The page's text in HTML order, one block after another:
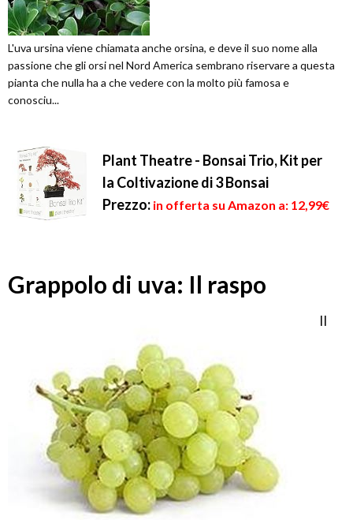
L'uva ursina viene chiamata anche orsina, e deve il suo nome alla
passione che gli orsi nel Nord America sembrano riservare a questa
pianta che nulla ha a che vedere con la molto più famosa e
conosciu...
Plant Theatre - Bonsai Trio, Kit per
la Coltivazione di 3 Bonsai
Prezzo: in offerta su Amazon a: 12,99€
Grappolo di uva: Il raspo
Il